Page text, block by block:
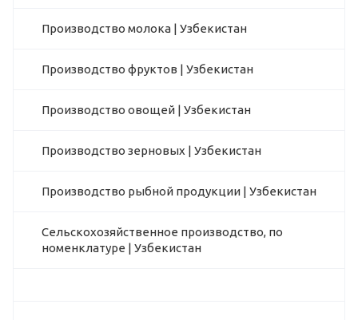
Производство молока | Узбекистан
Производство фруктов | Узбекистан
Производство овощей | Узбекистан
Производство зерновых | Узбекистан
Производство рыбной продукции | Узбекистан
Сельскохозяйственное производство, по
номенклатуре | Узбекистан